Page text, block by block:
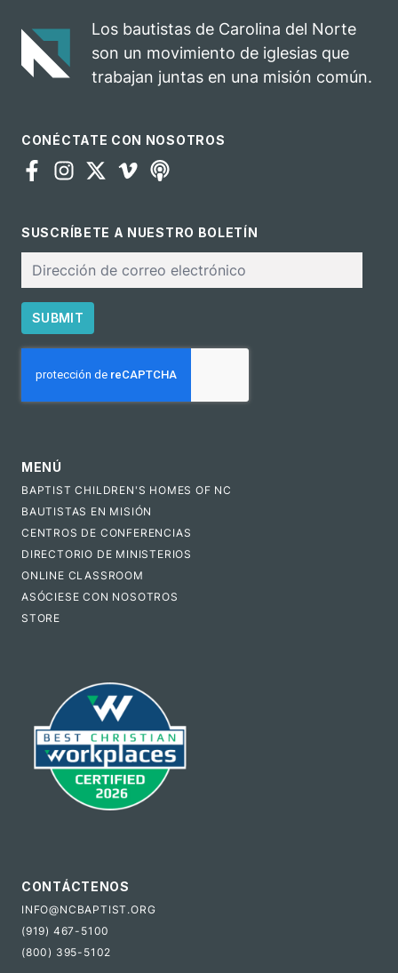
Los bautistas de Carolina del Norte
son un movimiento de iglesias que
trabajan juntas en una misión común.
CONÉCTATE CON NOSOTROS
SUSCRÍBETE A NUESTRO BOLETÍN
electrónico
SUBMIT
MENÚ
BAPTIST CHILDREN'S HOMES OF NC
BAUTISTAS EN MISIÓN
CENTROS DE CONFERENCIAS
DIRECTORIO DE MINISTERIOS
ONLINE CLASSROOM
ASÓCIESE CON NOSOTROS
STORE
CONTÁCTENOS
INFO@NCBAPTIST.ORG
(919) 467-5100
(800) 395-5102